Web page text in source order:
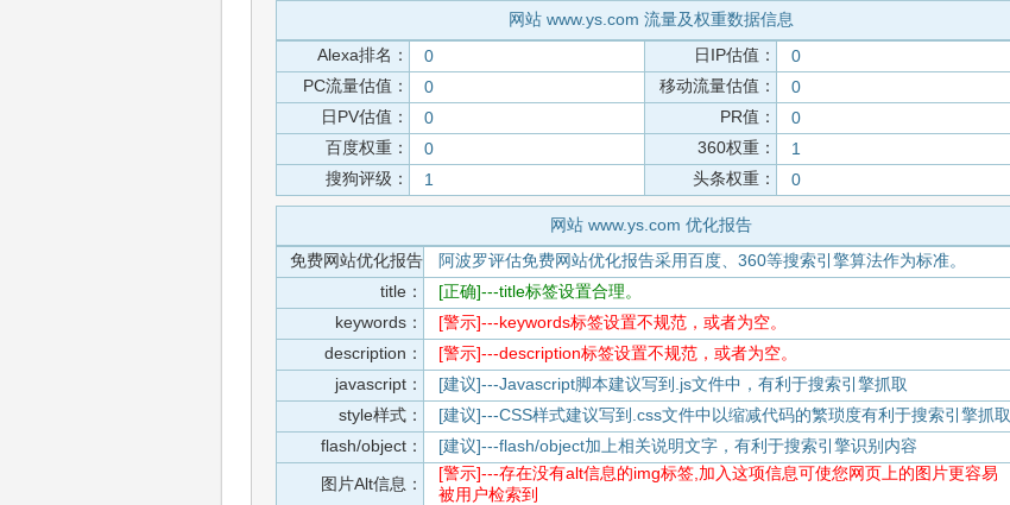
网站 www.ys.com 流量及权重数据信息
Alexa排名：
0 日IP估值：
0
PC流量估值：
0 移动流量估值：
0
日PV估值：
0 PR值：
0
百度权重：
0 360权重：
1
搜狗评级：
1 头条权重： 0
网站 www.ys.com 优化报告
免费网站优化报告
阿波罗评估免费网站优化报告采用百度、360等搜索引擎算法作为标准。
title：
[正确]---title标签设置合理。
keywords：
[警示]---keywords标签设置不规范，或者为空。
description：
[警示]---description标签设置不规范，或者为空。
javascript：
[建议]---Javascript脚本建议写到.js文件中，有利于搜索引擎抓取
style样式：
[建议]---CSS样式建议写到.css文件中以缩减代码的繁琐度有利于搜索引擎抓取
flash/object：
[建议]---flash/object加上相关说明文字，有利于搜索引擎识别内容
图片Alt信息：
[警示]---存在没有alt信息的img标签,加入这项信息可使您网页上的图片更容易
被用户检索到